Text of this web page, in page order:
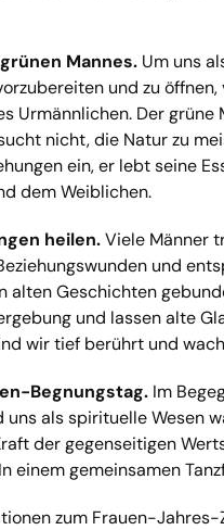
Mannes. Um uns
und zu
Urmännlichen. Der
nicht, die Natur zu
ein, er lebt seine
dem Weiblichen.
heilen.Viele Männer
und
alten Geschichten
und lassen alte
wir tief berührt und
Begnungstag. Im
uns als spirituelle Wesen
der gegenseitigen
einem gemeinsamen
zum Frauen-Jahres-